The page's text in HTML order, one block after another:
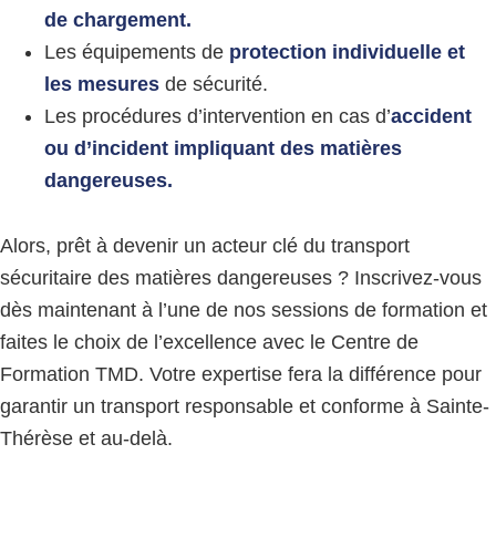
de chargement.
Les équipements de protection individuelle et
les mesures de sécurité.
Les procédures d’intervention en cas d’accident
ou d’incident impliquant des matières
dangereuses.
Alors, prêt à devenir un acteur clé du transport
sécuritaire des matières dangereuses ? Inscrivez-vous
dès maintenant à l’une de nos sessions de formation et
faites le choix de l’excellence avec le Centre de
Formation TMD. Votre expertise fera la différence pour
garantir un transport responsable et conforme à Sainte-
Thérèse et au-delà.